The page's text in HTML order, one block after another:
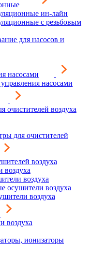
ин-лайн
с резьбовым
для насосов и
насосами
насосами
очистителей воздуха
для очистителей
воздуха
воздуха
воздуха
осушители воздуха
воздуха
воздуха
ионизаторы